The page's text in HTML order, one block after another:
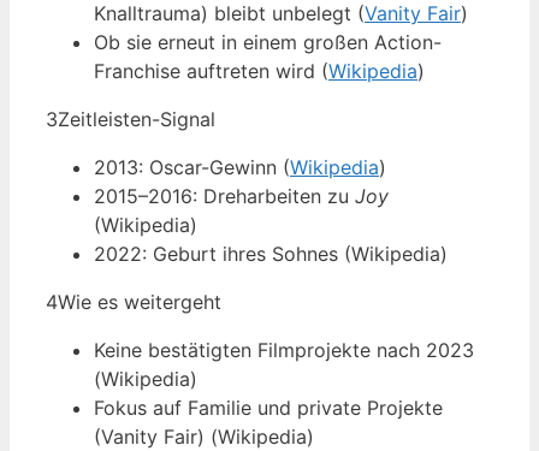
Knalltrauma) bleibt unbelegt (Vanity Fair)
Ob sie erneut in einem großen Action-
Franchise auftreten wird (Wikipedia)
3Zeitleisten-Signal
2013: Oscar-Gewinn (Wikipedia)
2015–2016: Dreharbeiten zu Joy
(Wikipedia)
2022: Geburt ihres Sohnes (Wikipedia)
4Wie es weitergeht
Keine bestätigten Filmprojekte nach 2023
(Wikipedia)
Fokus auf Familie und private Projekte
(Vanity Fair) (Wikipedia)